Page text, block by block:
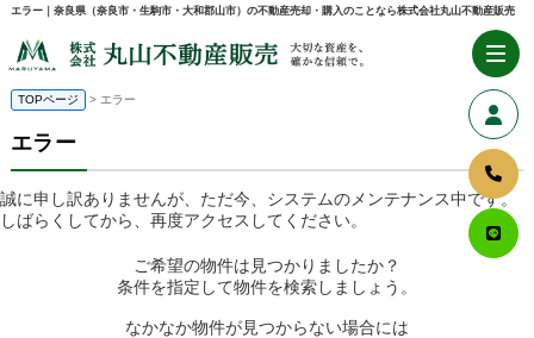
エラー｜奈良県（奈良市・生駒市・大和郡山市）の不動産売却・購入のことなら株式会社丸山不動産販売
TOPページ > エラー
エラー
誠に申し訳ありませんが、ただ今、システムのメンテナンス中です。
しばらくしてから、再度アクセスしてください。
ご希望の物件は見つかりましたか？
条件を指定して物件を検索しましょう。
なかなか物件が見つからない場合には